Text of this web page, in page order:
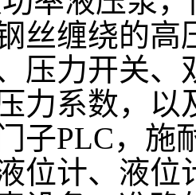
丝缠绕的
压力开关、
力系数，以
子PLC，施
位计、液位